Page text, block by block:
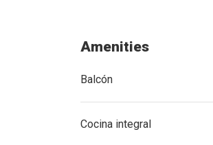
Amenities
Balcón
Cocina integral